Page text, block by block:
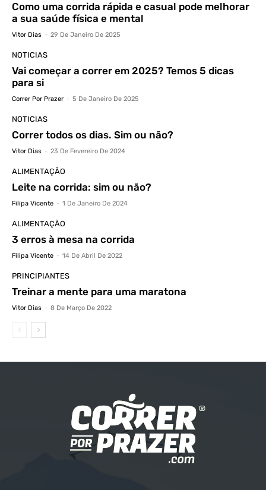
Como uma corrida rápida e casual pode melhorar
a sua saúde física e mental
Vitor Dias - 29 De Janeiro De 2025
NOTICIAS
Vai começar a correr em 2025? Temos 5 dicas
para si
Correr Por Prazer - 5 De Janeiro De 2025
NOTICIAS
Correr todos os dias. Sim ou não?
Vitor Dias - 23 De Fevereiro De 2024
ALIMENTAÇÃO
Leite na corrida: sim ou não?
Filipa Vicente - 1 De Janeiro De 2024
ALIMENTAÇÃO
3 erros à mesa na corrida
Filipa Vicente - 14 De Abril De 2022
PRINCIPIANTES
Treinar a mente para uma maratona
Vitor Dias - 8 De Março De 2022